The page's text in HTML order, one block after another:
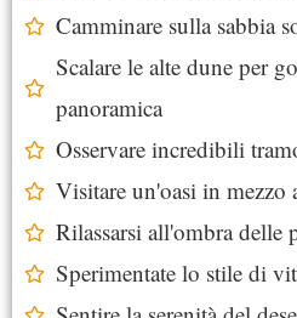
Camminare sulla sabbia
Scalare le alte dune per
panoramica
Osservare incredibili
Visitare un'oasi in mezzo
Rilassarsi all'ombra delle
Sperimentate lo stile di